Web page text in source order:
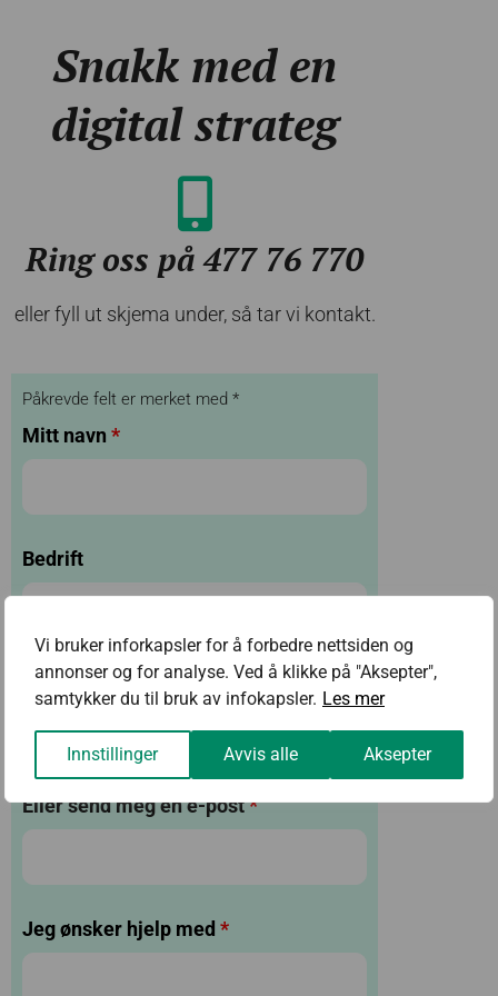
Vi bruker inforkapsler for å forbedre nettsiden og
annonser og for analyse. Ved å klikke på "Aksepter",
samtykker du til bruk av infokapsler. Les mer
Innstillinger Avvis alle Aksepter
Snakk med en
digital strateg
Ring oss på 477 76 770
eller fyll ut skjema under, så tar vi kontakt.
Påkrevde felt er merket med *
Mitt navn *
Bedrift
Ring meg på
Eller send meg en e-post*
Jeg ønsker hjelp med *